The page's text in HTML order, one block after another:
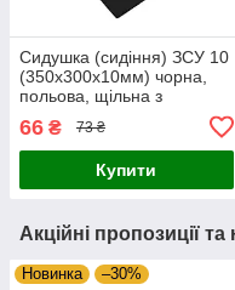
Сидушка (сидіння) ЗСУ 10
(350х300х10мм) чорна,
польова, щільна з
66 ₴ 73 ₴
Купити
Акційні пропозиції
Новинка –30%